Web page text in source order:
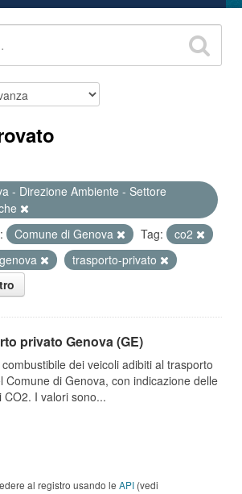
- Direzione Ambiente - Settore
Comune di Genova Tag:
co2
trasporto-privato
privato Genova (GE)
dei veicoli adibiti al trasporto
Comune di Genova, con indicazione delle
CO2. I valori sono...
al registro usando le API (vedi